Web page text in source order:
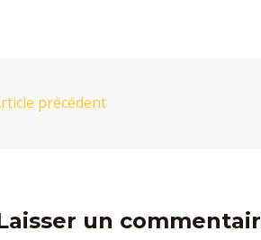
précédent
un